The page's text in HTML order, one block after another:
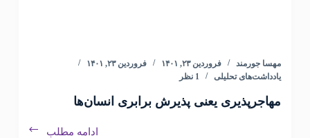
مهسا جورمند فروردین ۲۳, ۱۴۰۱
فروردین ۲۳, ۱۴۰۱
یادداشت‌های تحلیلی
1 نظر
مهاجرپذیری یعنی پذیرش برابری انسان‌ها
ادامه مطلب